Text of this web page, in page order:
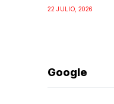
22 JULIO, 2026
Google